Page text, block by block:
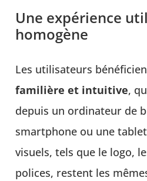
Une expérience
homogène
Les utilisateurs
familière et intuitive,
depuis un ordinateur de
smartphone ou une
visuels, tels que le logo,
polices, restent les